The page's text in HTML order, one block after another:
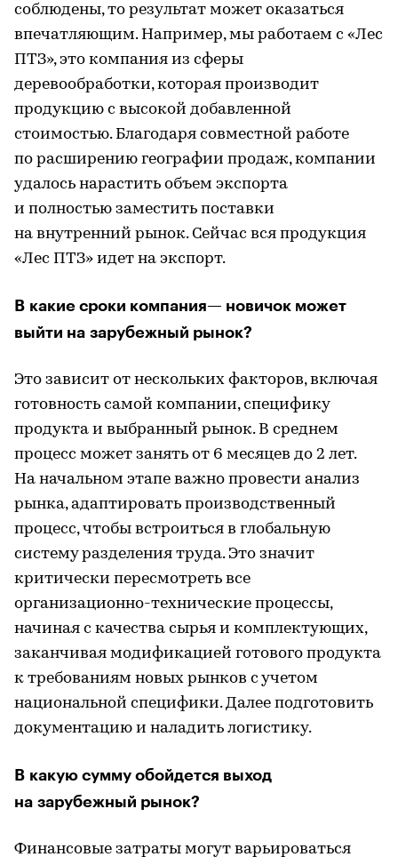
соблюдены, то результат может оказаться
впечатляющим. Например, мы работаем с «Лес
ПТЗ», это компания из сферы
деревообработки, которая производит
продукцию с высокой добавленной
стоимостью. Благодаря совместной работе
по расширению географии продаж, компании
удалось нарастить объем экспорта
и полностью заместить поставки
на внутренний рынок. Сейчас вся продукция
«Лес ПТЗ» идет на экспорт.
В какие сроки компания— новичок может
выйти на зарубежный рынок?
Это зависит от нескольких факторов, включая
готовность самой компании, специфику
продукта и выбранный рынок. В среднем
процесс может занять от 6 месяцев до 2 лет.
На начальном этапе важно провести анализ
рынка, адаптировать производственный
процесс, чтобы встроиться в глобальную
систему разделения труда. Это значит
критически пересмотреть все
организационно-технические процессы,
начиная с качества сырья и комплектующих,
заканчивая модификацией готового продукта
к требованиям новых рынков с учетом
национальной специфики. Далее подготовить
документацию и наладить логистику.
В какую сумму обойдется выход
на зарубежный рынок?
Финансовые затраты могут варьироваться